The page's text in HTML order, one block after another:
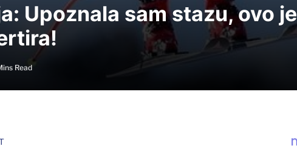
Upoznala sam stazu, ovo je
Read